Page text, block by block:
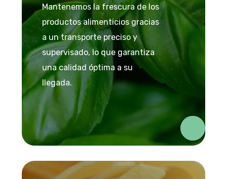
Mantenemos la frescura de los
productos alimenticios gracias
a un transporte preciso y
supervisado, lo que garantiza
una calidad óptima a su
llegada.